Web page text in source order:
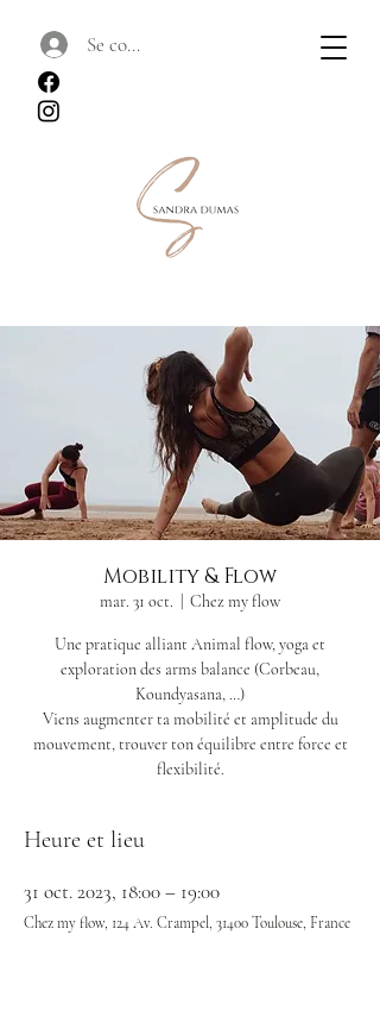
Se connecter
Mobility & Flow
mar. 31 oct. Chez my flow
Une pratique alliant Animal flow, yoga et
exploration des arms balance (Corbeau,
Koundyasana, …)
Viens augmenter ta mobilité et amplitude du
mouvement, trouver ton équilibre entre force et
flexibilité.
Heure et lieu
31 oct. 2023, 18:00 – 19:00
Chez my flow, 124 Av. Crampel, 31400 Toulouse, France